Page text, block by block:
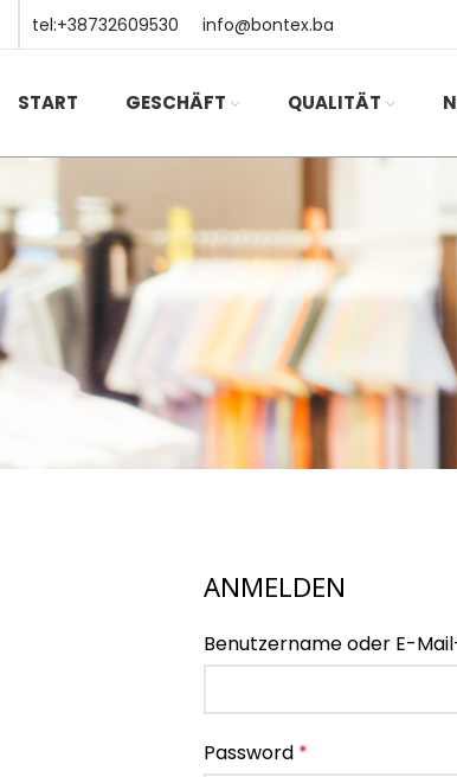
tel:+38732609530 info@bontex.ba
START GESCHÄFT QUALITÄT
ANMELDEN
Benutzername oder E-
Password *